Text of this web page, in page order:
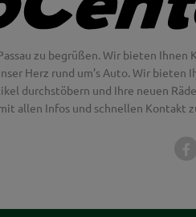
zu begrüßen. Wir bieten
Herz rund um’s Auto. Wir
durchstöbern und Ihre neuen
allen Infos und schnellen Kontakt